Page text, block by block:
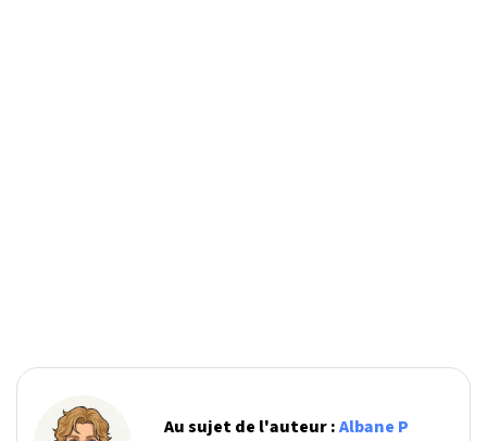
Au sujet de l'auteur :Albane P